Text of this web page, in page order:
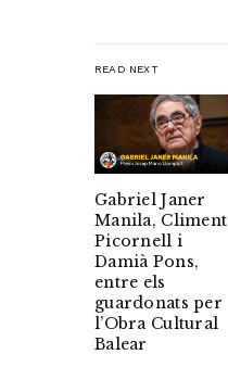
READ NEXT
Gabriel Janer
Manila, Climent
Picornell i
Damià Pons,
entre els
guardonats per
l’Obra Cultural
Balear